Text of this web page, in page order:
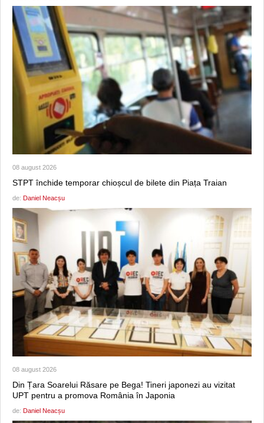
08 august 2026
STPT închide temporar chioșcul de bilete din Piața Traian
de: Daniel Neacșu
08 august 2026
Din Țara Soarelui Răsare pe Bega! Tineri japonezi au vizitat
UPT pentru a promova România în Japonia
de: Daniel Neacșu